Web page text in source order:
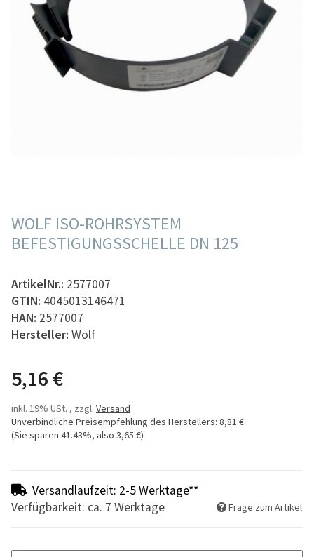
WOLF ISO-ROHRSYSTEM
BEFESTIGUNGSSCHELLE DN 125
ArtikelNr.: 2577007
GTIN: 4045013146471
HAN: 2577007
Hersteller: Wolf
5,16 €
inkl. 19% USt. , zzgl. Versand
Unverbindliche Preisempfehlung des Herstellers: 8,81 €
(Sie sparen 41.43%, also 3,65 €)
Versandlaufzeit: 2-5 Werktage**
Verfügbarkeit: ca. 7 Werktage
Frage zum Artikel